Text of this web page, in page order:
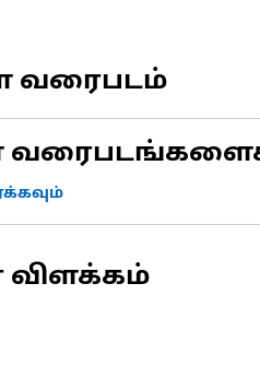
வரைபடம்
வரைபடங்களைக்
விளக்கம்